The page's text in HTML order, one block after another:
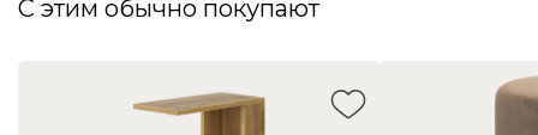
С этим обычно покупают